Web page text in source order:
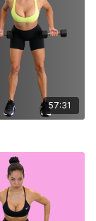
fuerte y
mancuernas
por ese
por
abdominal
con un
57:31